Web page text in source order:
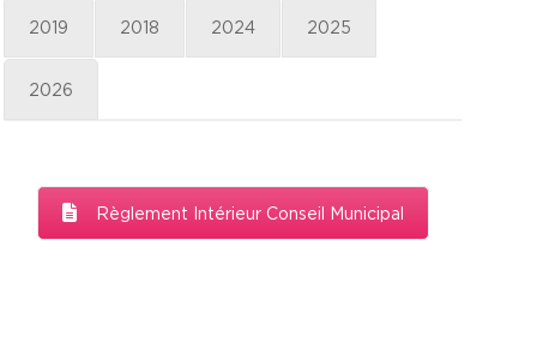
2019 2018 2024 2025
2026
Règlement Intérieur Conseil Municipal